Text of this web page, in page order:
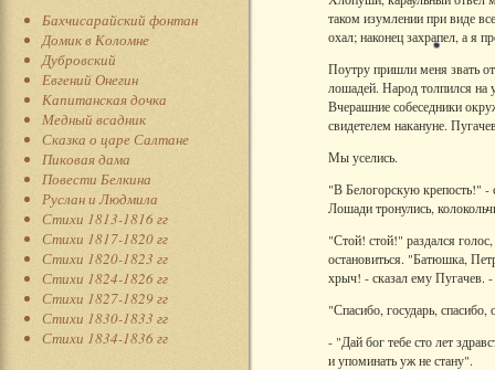
Бахчисарайский фонтан
Домик в Коломне
Дубровский
Евгений Онегин
Капитанская дочка
Медный всадник
Сказка о царе Салтане
Пиковая дама
Повести Белкина
Руслан и Людмила
Стихи 1813-1816 гг
Стихи 1817-1820 гг
Стихи 1820-1823 гг
Стихи 1824-1826 гг
Стихи 1827-1829 гг
Стихи 1830-1833 гг
Стихи 1834-1836 гг
таком изумлении при виде
охал; наконец захрапел, а я
Поутру пришли меня звать
лошадей. Народ толпился на
Вчерашние собеседники
свидетелем накануне.
Мы уселись.
"В Белогорскую крепость!" -
Лошади тронулись,
"Стой! стой!" раздался
остановиться. "Батюшка,
хрыч! - сказал ему Пугачев.
"Спасибо, государь,
- "Дай бог тебе сто лет
и упоминать уж не стану".